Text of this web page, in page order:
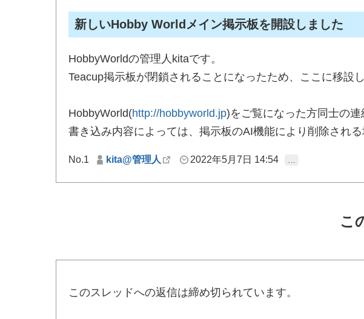
新しいHobby Worldメイン掲示板を開設しました
HobbyWorldの管理人kitaです。
Teacup掲示板が閉鎖されることになったため、ここに移設し
HobbyWorld(http://hobbyworld.jp)をご覧になった方同士の連
書き込み内容によっては、掲示板のAI機能により削除される
No.1 kita@管理人 2022年5月7日 14:54
こ
このスレッドへの返信は締め切られています。